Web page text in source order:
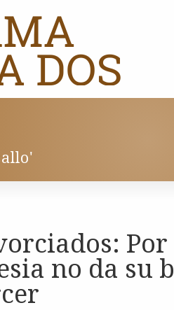
Por
no da su